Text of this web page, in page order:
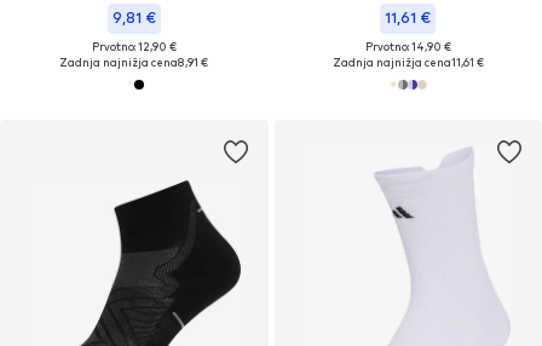
9,81 €
Prvotno: 12,90 €
Zadnja najnižja cena8,91 €
11,61 €
Prvotno: 14,90 €
Zadnja najnižja cena11,61 €